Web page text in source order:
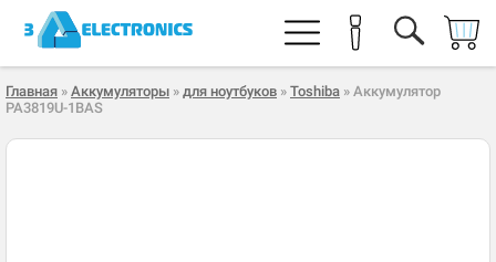
Главная » Аккумуляторы » для ноутбуков » Toshiba » Аккумулятор
PA3819U-1BAS